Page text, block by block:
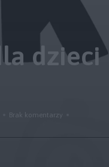
Brak komentarzy